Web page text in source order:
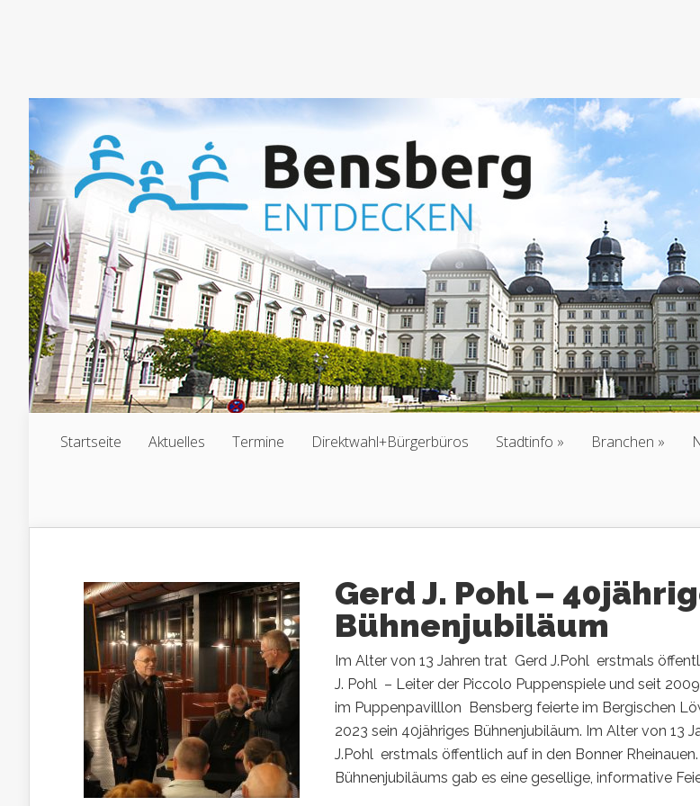
Startseite Aktuelles Termine Direktwahl+Bürgerbüros Stadtinfo Branchen
Gerd J. Pohl –
Bühnenjubiläum
Im Alter von 13 Jahren trat Gerd J.Pohl erstmals
J. Pohl – Leiter der Piccolo Puppenspiele und seit
im Puppenpavilllon Bensberg feierte im Bergischen
2023 sein 40jähriges Bühnenjubiläum. Im Alter von 13
J.Pohl erstmals öffentlich auf in den Bonner
Bühnenjubiläums gab es eine gesellige, informative